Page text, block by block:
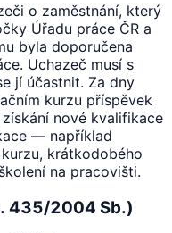
o zaměstnání, který
Úřadu práce ČR a
byla doporučena
Uchazeč musí s
jí účastnit. Za dny
kurzu příspěvek
nové kvalifikace
— například
krátkodobého
na pracovišti.
435/2004 Sb.)